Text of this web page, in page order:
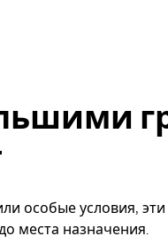
особые условия,
места назначения.